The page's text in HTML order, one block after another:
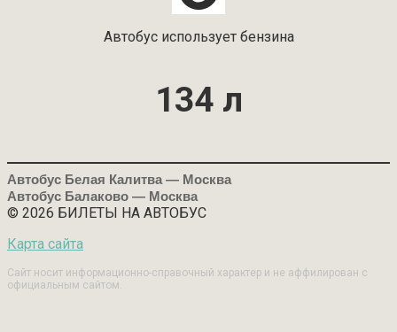
Автобус использует бензина
134 л
Автобус Белая Калитва — Москва
Автобус Балаково — Москва
© 2026 БИЛЕТЫ НА АВТОБУС
Карта сайта
Сайт носит информационно-справочный характер и не аффилирован с
официальным сайтом.